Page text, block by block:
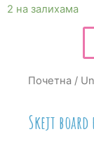
2 на залихама
Почетна /
Skejt board